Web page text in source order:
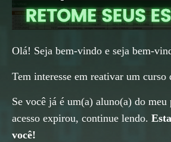
Olá! Seja bem-vindo e seja bem-
Tem interesse em reativar um curso
Se você já é um(a) aluno(a) do meu
acesso expirou, continue lendo.
você!